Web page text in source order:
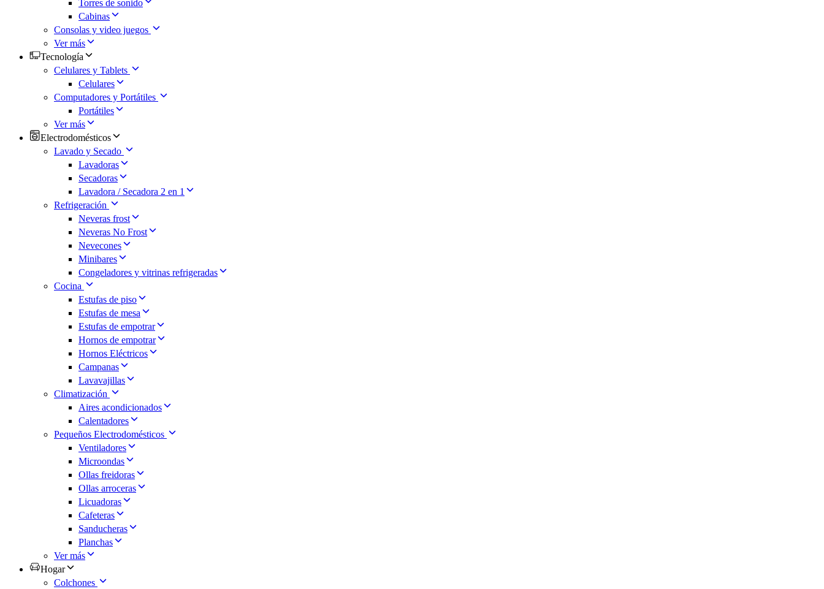
Torres de sonido
Cabinas
Consolas y video juegos
Ver más
Tecnología
Celulares y Tablets
Celulares
Computadores y Portátiles
Portátiles
Ver más
Electrodomésticos
Lavado y Secado
Lavadoras
Secadoras
Lavadora / Secadora 2 en 1
Refrigeración
Neveras frost
Neveras No Frost
Nevecones
Minibares
Congeladores y vitrinas refrigeradas
Cocina
Estufas de piso
Estufas de mesa
Estufas de empotrar
Hornos de empotrar
Hornos Eléctricos
Campanas
Lavavajillas
Climatización
Aires acondicionados
Calentadores
Pequeños Electrodomésticos
Ventiladores
Microondas
Ollas freidoras
Ollas arroceras
Licuadoras
Cafeteras
Sanducheras
Planchas
Ver más
Hogar
Colchones